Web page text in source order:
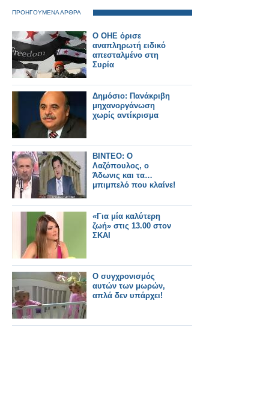
ΠΡΟΗΓΟΥΜΕΝΑ ΑΡΘΡΑ
Ο ΟΗΕ όρισε
αναπληρωτή ειδικό
απεσταλμένο στη
Συρία
Δημόσιο: Πανάκριβη
μηχανοργάνωση
χωρίς αντίκρισμα
BINTEO: O
Λαζόπουλος, ο
Άδωνις και τα…
μπιμπελό που κλαίνε!
«Για μία καλύτερη
ζωή» στις 13.00 στον
ΣΚΑΙ
Ο συγχρονισμός
αυτών των μωρών,
απλά δεν υπάρχει!